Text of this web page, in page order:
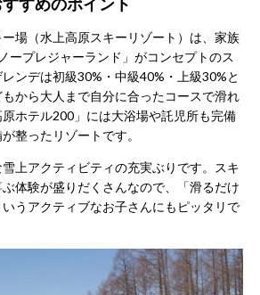
場（水上高原スキーリゾート）は、家族
ープレジャーランド」がコンセプトのス
ンデは初級30%・中級40%・上級30%と
から大人まで自分に合ったコースで滑れ
ホテル200」には大浴場や託児所も完備
整ったリゾートです​。
上アクティビティの充実ぶりです。スキ
体験が盛りだくさんなので、「滑るだけ
うアクティブなお子さんにもピッタリで